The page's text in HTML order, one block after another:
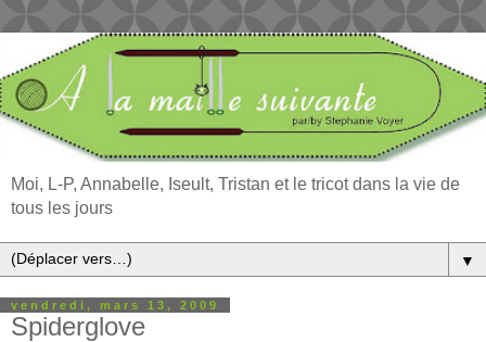
Moi, L-P, Annabelle, Iseult, Tristan et le tricot dans la vie de
tous les jours
▼
vendredi, mars 13, 2009
Spiderglove